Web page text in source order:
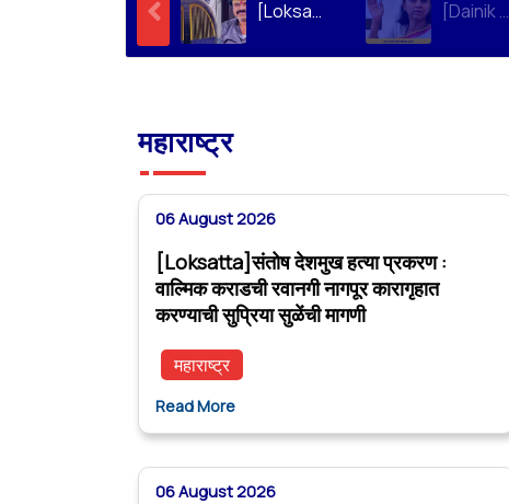
[Loksatta]संतोष देशमुख हत्या प्रकरण : वाल्मिक कराडची रवानगी नागपूर कारागृहात करण्याची सुप्रिया सुळेंची मागणी [Dainik Prabhat]‘वाल्मिक कराडला बीड कारागृहातून नागपूरला हलवा’; सुप्रिया सुळेंची मुख्यमंत्र्यांकडे मोठी मागणी
महाराष्ट्र
06 August 2026
[Loksatta]संतोष देशमुख हत्या प्रकरण :
वाल्मिक कराडची रवानगी नागपूर कारागृहात
करण्याची सुप्रिया सुळेंची मागणी
महाराष्ट्र
Read More
06 August 2026